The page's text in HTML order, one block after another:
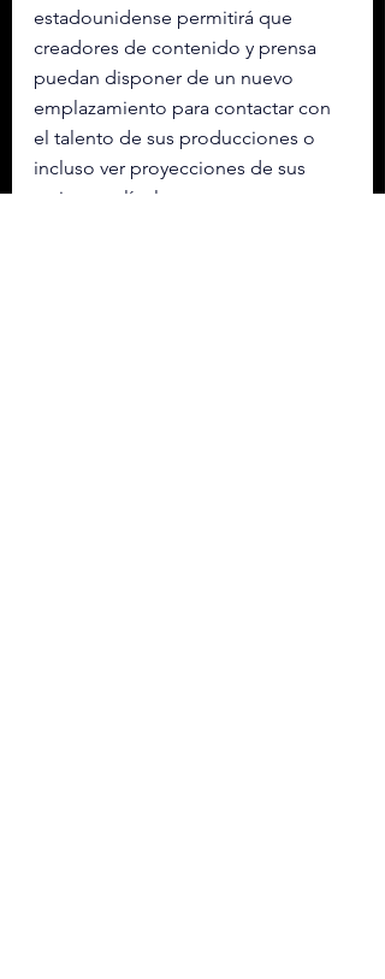
estadounidense permitirá que
creadores de contenido y prensa
puedan disponer de un nuevo
emplazamiento para contactar con
el talento de sus producciones o
incluso ver proyecciones de sus
series y películas.